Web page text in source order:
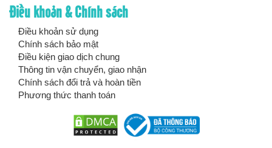
Điều khoản & Chính sách
Điều khoản sử dụng
Chính sách bảo mật
Điều kiện giao dịch chung
Thông tin vận chuyển, giao nhận
Chính sách đổi trả và hoàn tiền
Phương thức thanh toán